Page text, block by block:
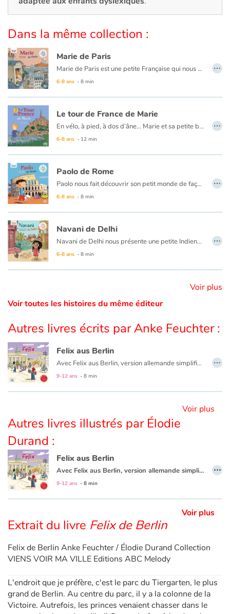
À l'école
Fêtes et évènements
Amour et amitié
Émotions et sentiments
Formats et illustrations
Catalogue anglais
Contraste +
Aide
Accueil
Famille
Écoles
Médiathèques
Vidéos & Tutoriaux
Blog
Actualités
Par thématique
Rencontres et témoignages
Apprendre à lire
Livre audio
Dans la même collection :
Marie de Paris
Marie de Paris est une petite Française qui nous entraîne dans une visite de sa ville et nous fait découvrir son petit monde de façon ludique et originale : sa maison, sa famille, ses copines, son école, les bateaux-mouches, Montmartre, le jardin du Luxembourg…
Ce livre est aussi disponible en anglais :
6-8 ans - 8 min
…
Le tour de France de Marie
En vélo, à pied, à dos d’âne... Marie et sa petite bande nous entraînent dans une visite illustrée des belles régions de France... De l’Alsace à la Provence, en passant par la Camargue, la Bretagne, l’Auvergne... laissons-nous porter par les superbes paysages et goûtons de délicieuses spécialités régionales !
Ce livre est aussi disponible en anglais :
6-8 ans - 12 min
…
Paolo de Rome
Paolo nous fait découvrir son petit monde de façon ludique et originale : sa maison, sa famille, ses copains, son école, le Colisée, le Forum Romain, le café de son père et les glaces à la sortie de l’école…
6-8 ans - 8 min
…
Navani de Delhi
Navani de Delhi nous présente une petite Indienne qui nous invite à une visite de sa ville et nous fait découvrir son petit monde de façon ludique et originale : sa maison, sa famille, ses copines, son école, les bazars et les temples, le Taj-Mahal, la musique, la danse et la délicieuse cuisine indienne…
6-8 ans - 8 min
…
Voir plus
Voir toutes les histoires du même éditeur
Autres livres écrits par Anke Feuchter :
Felix aus Berlin
Avec Felix aus Berlin, version allemande simplifiée de
Ce livre est aussi disponible en français :
9-12 ans - 8 min
…
Voir plus
Autres livres illustrés par Élodie
Durand :
Felix aus Berlin
Avec Felix aus Berlin, version allemande simplifiée de
Ce livre est aussi disponible en français :
9-12 ans - 8 min
…
Voir plus
Extrait du livre Felix de Berlin
Felix de Berlin Anke Feuchter / Élodie Durand Collection
VIENS VOIR MA VILLE Editions ABC Melody
L'endroit que je préfère, c'est le parc du Tiergarten, le plus
grand de Berlin. Au centre du parc, il y a la colonne de la
Victoire. Autrefois, les princes venaient chasser dans le